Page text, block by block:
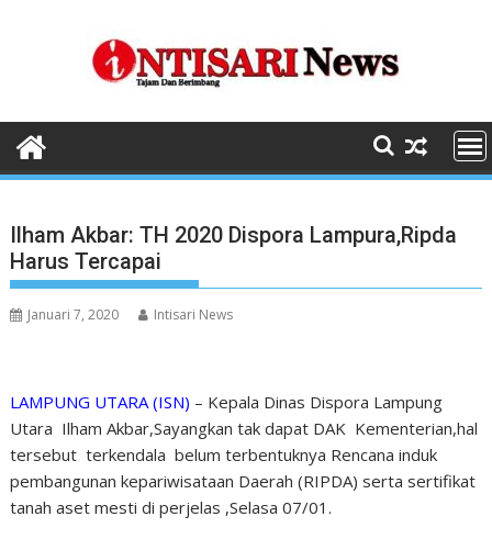
Ilham Akbar: TH 2020 Dispora Lampura,Ripda
Harus Tercapai
Januari 7, 2020 Intisari News
LAMPUNG UTARA (ISN) – Kepala Dinas Dispora Lampung
Utara Ilham Akbar,Sayangkan tak dapat DAK Kementerian,hal
tersebut terkendala belum terbentuknya Rencana induk
pembangunan kepariwisataan Daerah (RIPDA) serta sertifikat
tanah aset mesti di perjelas ,Selasa 07/01.